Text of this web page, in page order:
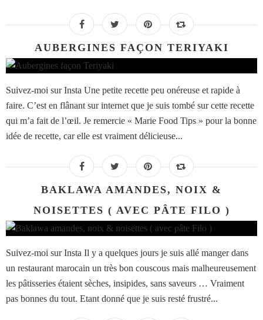
AUBERGINES FAÇON TERIYAKI
Suivez-moi sur Insta Une petite recette peu onéreuse et rapide à
faire. C’est en flânant sur internet que je suis tombé sur cette recette
qui m’a fait de l’œil. Je remercie « Marie Food Tips » pour la bonne
idée de recette, car elle est vraiment délicieuse...
BAKLAWA AMANDES, NOIX &
NOISETTES ( AVEC PÂTE FILO )
Suivez-moi sur Insta Il y a quelques jours je suis allé manger dans
un restaurant marocain un très bon couscous mais malheureusement
les pâtisseries étaient sèches, insipides, sans saveurs … Vraiment
pas bonnes du tout. Etant donné que je suis resté frustré...